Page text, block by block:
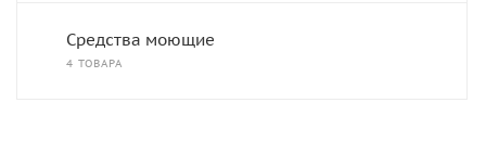
Средства моющие
4 ТОВАРА